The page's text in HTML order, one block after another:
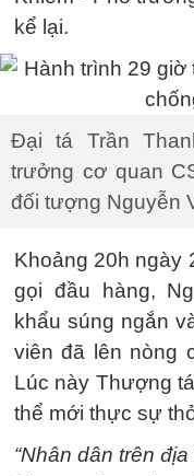
kể lại.
Đại tá Trần
trưởng cơ quan
đối tượng Nguyễn
Khoảng 20h ngày
gọi đầu hàng,
khẩu súng ngắn
viên đã lên nòng
Lúc này Thượng
thể mới thực sự
“Nhân dân trên